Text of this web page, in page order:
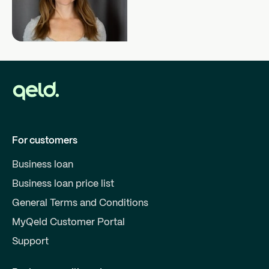
For customers
Business loan
Business loan price list
General Terms and Conditions
MyQeld Customer Portal
Support